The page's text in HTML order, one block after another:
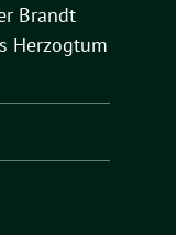
Brandt
Herzogtum